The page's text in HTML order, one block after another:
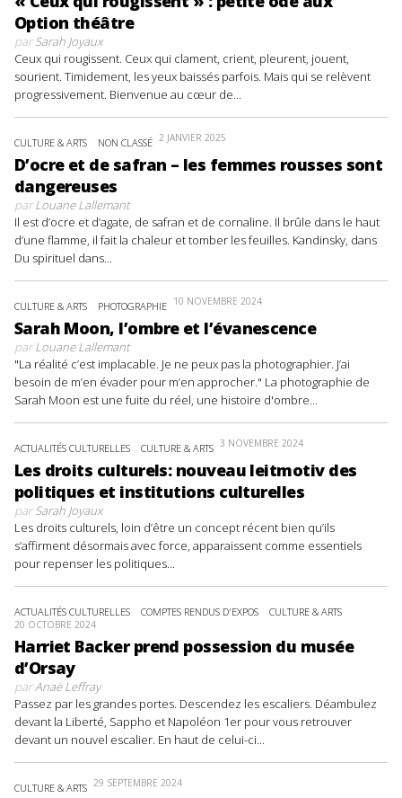
Option théâtre
parSarah Joyaux
Ceux qui rougissent. Ceux qui clament, crient, pleurent, jouent,
sourient. Timidement, les yeux baissés parfois. Mais qui se relèvent
progressivement. Bienvenue au cœur de...
CULTURE & ARTS NON CLASSÉ 2 JANVIER 2025
D’ocre et de safran – les femmes rousses sont
dangereuses
parLouane Lallemant
Il est d’ocre et d’agate, de safran et de cornaline. Il brûle dans le haut
d’une flamme, il fait la chaleur et tomber les feuilles. Kandinsky, dans
Du spirituel dans...
CULTURE & ARTS PHOTOGRAPHIE 10 NOVEMBRE 2024
Sarah Moon, l’ombre et l’évanescence
parLouane Lallemant
"La réalité c’est implacable. Je ne peux pas la photographier. J’ai
besoin de m’en évader pour m’en approcher." La photographie de
Sarah Moon est une fuite du réel, une histoire d'ombre...
ACTUALITÉS CULTURELLES CULTURE & ARTS 3 NOVEMBRE 2024
Les droits culturels: nouveau leitmotiv des
politiques et institutions culturelles
parSarah Joyaux
Les droits culturels, loin d’être un concept récent bien qu’ils
s’affirment désormais avec force, apparaissent comme essentiels
pour repenser les politiques...
ACTUALITÉS CULTURELLES COMPTES RENDUS D'EXPOS CULTURE & ARTS
20 OCTOBRE 2024
Harriet Backer prend possession du musée
d’Orsay
parAnaë Leffray
Passez par les grandes portes. Descendez les escaliers. Déambulez
devant la Liberté, Sappho et Napoléon 1er pour vous retrouver
devant un nouvel escalier. En haut de celui-ci...
CULTURE & ARTS 29 SEPTEMBRE 2024